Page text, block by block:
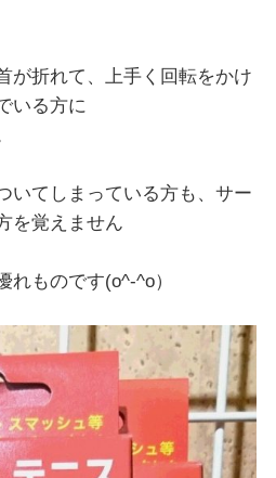
が折れて、上手く回転をかけ
いる方に
いてしまっている方も、サー
を覚えません
れものです(o^-^o）